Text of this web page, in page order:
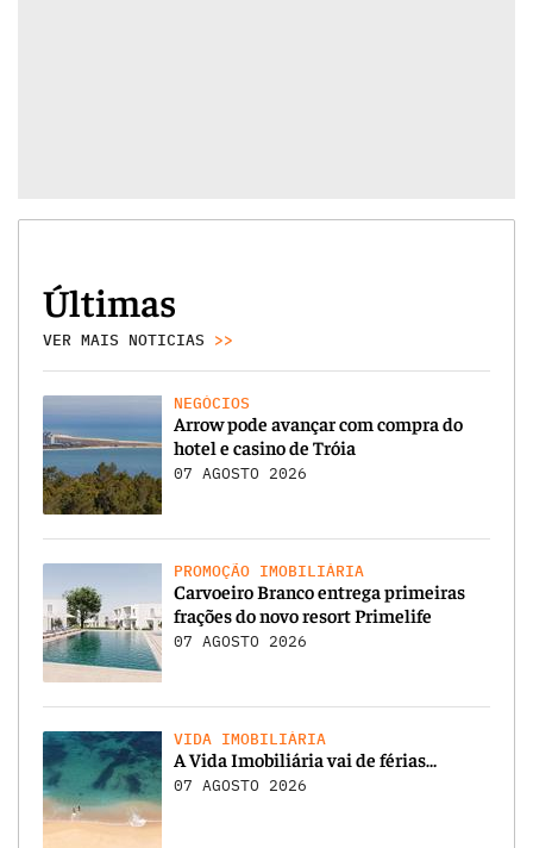
Últimas
VER MAIS NOTICIAS >>
NEGÓCIOS
Arrow pode avançar com compra do
hotel e casino de Tróia
07 AGOSTO 2026
PROMOÇÃO IMOBILIÁRIA
Carvoeiro Branco entrega primeiras
frações do novo resort Primelife
07 AGOSTO 2026
VIDA IMOBILIÁRIA
A Vida Imobiliária vai de férias…
07 AGOSTO 2026